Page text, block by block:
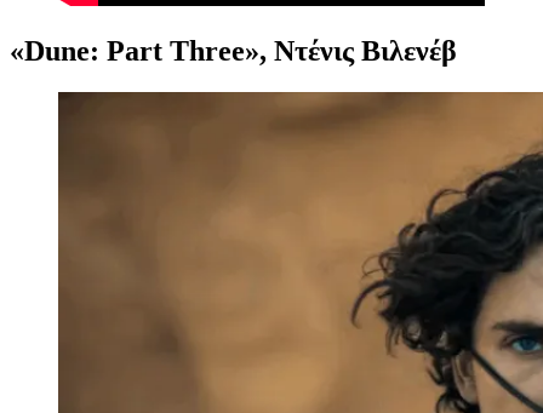
«Dune: Part Three», Ντένις Βιλενέβ